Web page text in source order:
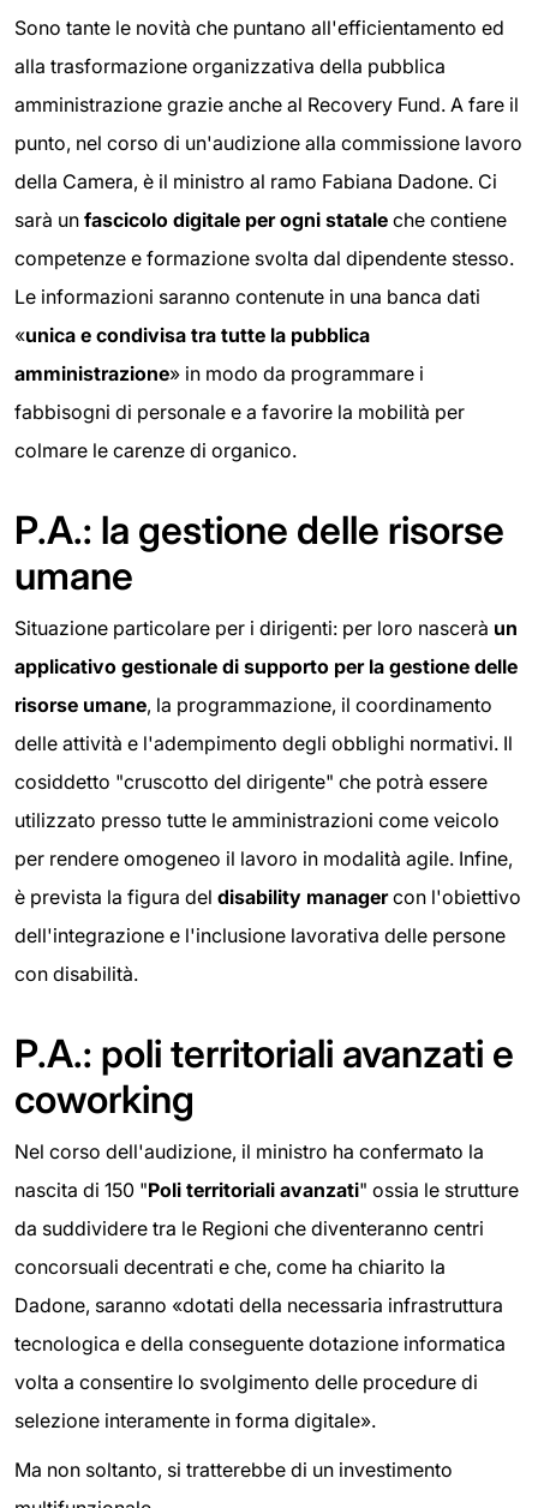
Sono tante le novità che puntano all'efficientamento ed
alla trasformazione organizzativa della pubblica
amministrazione grazie anche al Recovery Fund. A fare il
punto, nel corso di un'audizione alla commissione lavoro
della Camera, è il ministro al ramo Fabiana Dadone. Ci
sarà un fascicolo digitale per ogni statale che contiene
competenze e formazione svolta dal dipendente stesso.
Le informazioni saranno contenute in una banca dati
«unica e condivisa tra tutte la pubblica
amministrazione» in modo da programmare i
fabbisogni di personale e a favorire la mobilità per
colmare le carenze di organico.
P.A.: la gestione delle risorse
umane
Situazione particolare per i dirigenti: per loro nascerà un
applicativo gestionale di supporto per la gestione delle
risorse umane, la programmazione, il coordinamento
delle attività e l'adempimento degli obblighi normativi. Il
cosiddetto "cruscotto del dirigente" che potrà essere
utilizzato presso tutte le amministrazioni come veicolo
per rendere omogeneo il lavoro in modalità agile. Infine,
è prevista la figura del disability managercon l'obiettivo
dell'integrazione e l'inclusione lavorativa delle persone
con disabilità.
P.A.: poli territoriali avanzati e
coworking
Nel corso dell'audizione, il ministro ha confermato la
nascita di 150 "Poli territoriali avanzati" ossia le strutture
da suddividere tra le Regioni che diventeranno centri
concorsuali decentrati e che, come ha chiarito la
Dadone, saranno «dotati della necessaria infrastruttura
tecnologica e della conseguente dotazione informatica
volta a consentire lo svolgimento delle procedure di
selezione interamente in forma digitale».
Ma non soltanto, si tratterebbe di un investimento